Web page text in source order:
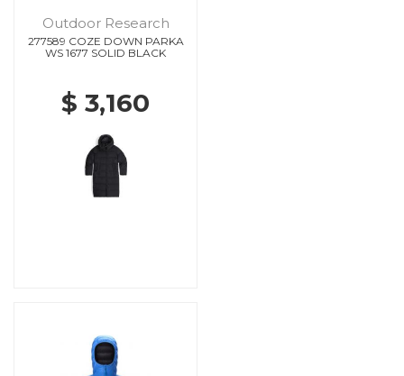
Outdoor Research
277589 COZE DOWN PARKA
WS 1677 SOLID BLACK
$ 3,160